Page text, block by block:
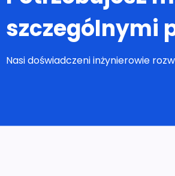
Nasi doświadczeni inżynierowie